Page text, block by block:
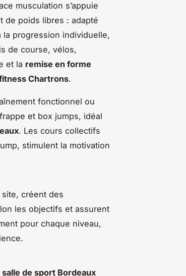
musculation s’appuie
de poids libres : adapté
la progression individuelle,
de course, vélos,
et la remise en forme
Chartrons.
fonctionnel ou
et box jumps, idéal
. Les cours collectifs
stimulent la motivation
créent des
les objectifs et assurent
pour chaque niveau,
salle de sport Bordeaux